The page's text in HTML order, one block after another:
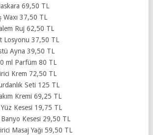
69,50 TL
Waxı 37,50 TL
Ruj 62,50 TL
Losyonu 37,50 TL
Ayna 39,50 TL
ml Parfüm 80 TL
Krem 72,50 TL
Seti 125 TL
Kremi 69,25 TL
Kesesi 19,75 TL
Kesesi 29,50 TL
Masaj Yağı 59,50 TL